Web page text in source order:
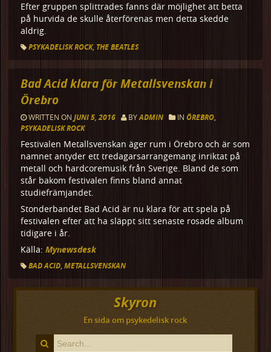
Efter gruppen splittrades fanns där möjlighet att betta
på hurvida de skulle återförenas men detta skedde
aldrig.
PSYKADELISK ROCK, THE BEATLES
Bad Acid klara för Metallsvenskan i
Örebro
WRITTEN ON JUNI 5, 2016 BYADMIN IN ÖREBRO,
PSYKADELISK ROCK
Festivalen Metallsvenskan äger rum i Örebro och är som
namnet antyder ett tredagarsarrangemang inriktat på
metall och hardcoremusik från Sverige. Bland de som
står bakom festivalen finns bland annat
studiefrämjandet.
Stonderbandet Bad Acid är nu klara för att spela på
festivalen efter att ha släppt sitt senaste rosade album
tidigare i år.
Källa: Mynewsdesk
BAD ACID, METALLSVENSKAN
Skyron
En sida om psykedelisk rock